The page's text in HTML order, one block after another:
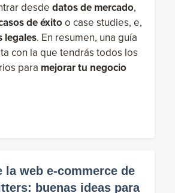
desde datos de mercado,
de éxitoo case studies, e,
legales. En resumen, una guía
con la que tendrás todos los
para mejorar tu negocio
la web e-commerce de
buenas ideas para